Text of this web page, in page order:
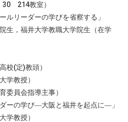
214教室）
リーダーの学びを省察する」
，福井大学教職大学院生（在学
(定)教頭）
教授）
員会指導主事）
ーの学び―大阪と福井を起点に―」
教授）